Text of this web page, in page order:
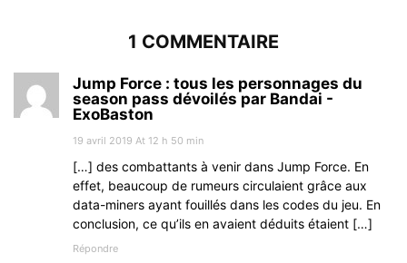
1 COMMENTAIRE
Jump Force : tous les personnages du
season pass dévoilés par Bandai -
ExoBaston
19 avril 2019 At 12 h 50 min
[…] des combattants à venir dans Jump Force. En
effet, beaucoup de rumeurs circulaient grâce aux
data-miners ayant fouillés dans les codes du jeu. En
conclusion, ce qu’ils en avaient déduits étaient […]
Répondre